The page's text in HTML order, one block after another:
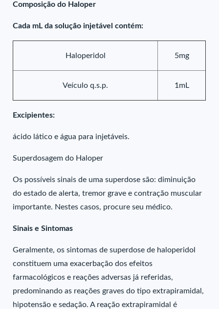
Composição do Haloper
Cada mL da solução injetável contém:
Haloperidol 5mg
Veículo q.s.p. 1mL
Excipientes:
ácido lático e água para injetáveis.
Superdosagem do Haloper
Os possíveis sinais de uma superdose são: diminuição
do estado de alerta, tremor grave e contração muscular
importante. Nestes casos, procure seu médico.
Sinais e Sintomas
Geralmente, os sintomas de superdose de haloperidol
constituem uma exacerbação dos efeitos
farmacológicos e reações adversas já referidas,
predominando as reações graves do tipo extrapiramidal,
hipotensão e sedação. A reação extrapiramidal é